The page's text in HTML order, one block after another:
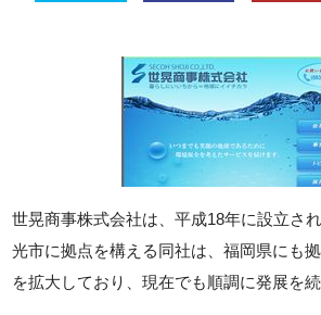
世晃商事株式会社は、平成18年に設立さ
光市に拠点を構える同社は、福岡県にも
を拡大しており、現在でも順調に発展を続